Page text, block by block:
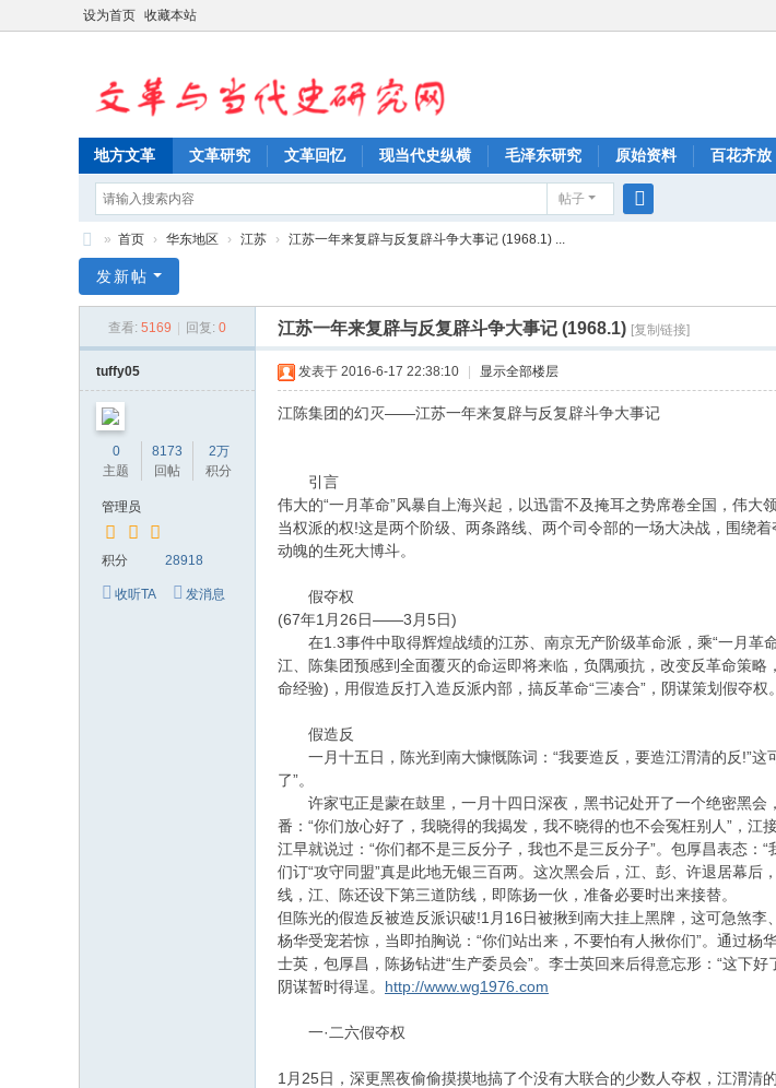
设为首页 收藏本站
地方文革 文革研究 文革回忆 现当代史纵横 毛泽东研究 原始资料 百花齐放
帖子
革
» 首页 › 华东地区 › 江苏 › 江苏一年来复辟与反复辟斗争大事记 (1968.1) ...
发新帖
查看: 5169 回复: 0 江苏一年来复辟与反复辟斗争大事记 (1968.1) [复制链接]
tuffy05
0
主题
8173
回帖
2万
积分
管理员
积分 28918
收听TA 发消息
发表于 2016-6-17 22:38:10 显示全部楼层
江陈集团的幻灭——江苏一年来复辟与反复辟斗争大事记
引言
伟大的“一月革命”风暴自上海兴起，以迅雷不及掩耳之势席卷全国，伟
当权派的权!这是两个阶级、两条路线、两个司令部的一场大决战，围绕
动魄的生死大博斗。
假夺权
(67年1月26日——3月5日)
在1.3事件中取得辉煌战绩的江苏、南京无产阶级革命派，乘“一月革
江、陈集团预感到全面覆灭的命运即将来临，负隅顽抗，改变反革命策
命经验)，用假造反打入造反派内部，搞反革命“三凑合”，阴谋策划假夺权。
假造反
一月十五日，陈光到南大慷慨陈词：“我要造反，要造江渭清的反!”这
了”。
许家屯正是蒙在鼓里，一月十四日深夜，黑书记处开了一个绝密黑会
番：“你们放心好了，我晓得的我揭发，我不晓得的也不会冤枉别人”，江
江早就说过：“你们都不是三反分子，我也不是三反分子”。包厚昌表态
们订“攻守同盟”真是此地无银三百两。这次黑会后，江、彭、许退居幕
线，江、陈还设下第三道防线，即陈扬一伙，准备必要时出来接替。
但陈光的假造反被造反派识破!1月16日被揪到南大挂上黑牌，这可急煞
杨华受宠若惊，当即拍胸说：“你们站出来，不要怕有人揪你们”。通过
士英，包厚昌，陈扬钻进“生产委员会”。李士英回来后得意忘形：“这下
阴谋暂时得逞。 http://www.wg1976.com
一·二六假夺权
1月25日，深更黑夜偷偷摸摸地搞了个没有大联合的少数人夺权，江渭清